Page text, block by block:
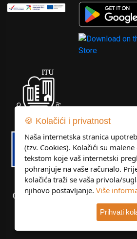
Copyright © Libertas Dubrovnik
Developed by
🍪 Kolačići i privatnost
Naša internetska stranica
(tzv. Cookies). Kolačići su
tekstom koje vaš internetski
pohranjuje na vaše računalo.
kolačića traži se vaša privola/
njihovo postavljanje. Više
Prihvati